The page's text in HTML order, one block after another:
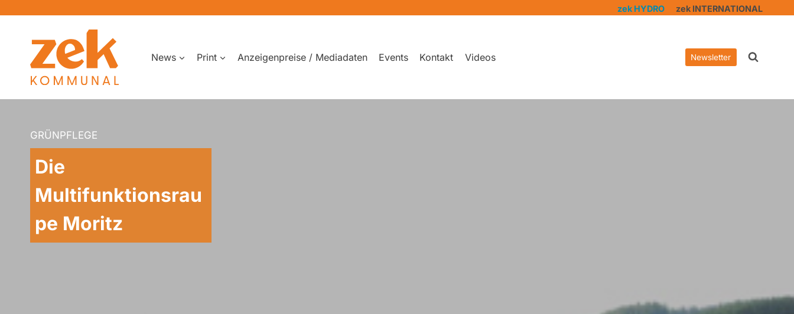
springen
zek HYDRO zek INTERNATIONAL
News Print Anzeigenpreise / Mediadaten Events Kontakt Videos Newsletter
GRÜNPFLEGE
Die
Multifunktionsrau
pe Moritz